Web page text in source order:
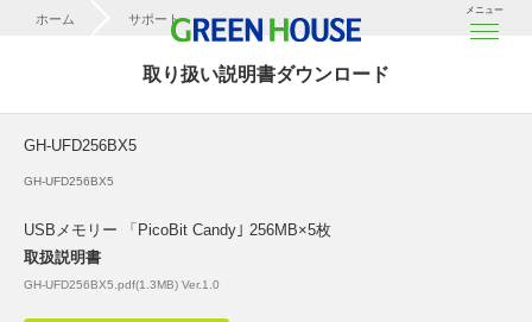
メニュー
ホーム サポート
取り扱い説明書ダウンロード
GH-UFD256BX5
GH-UFD256BX5
USBメモリー 「PicoBit Candy｣ 256MB×5枚
取扱説明書
GH-UFD256BX5.pdf(1.3MB) Ver.1.0